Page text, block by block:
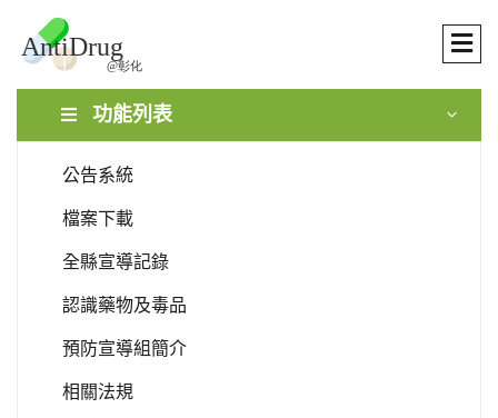
功能列表
公告系統
檔案下載
全縣宣導記錄
認識藥物及毒品
預防宣導組簡介
相關法規